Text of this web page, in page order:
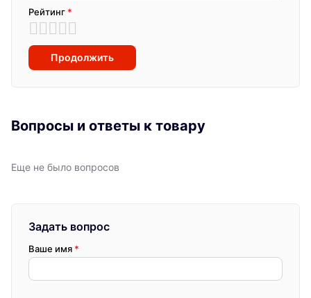
Рейтинг *
Продолжить
Вопросы и ответы к товару
Еще не было вопросов
Задать вопрос
Ваше имя *